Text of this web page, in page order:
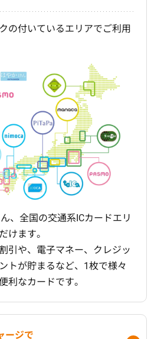
の付いているエリアでご利用
、全国の交通系ICカードエリ
けます。
引や、電子マネー、クレジッ
トが貯まるなど、1枚で様々
利なカードです。
ージで